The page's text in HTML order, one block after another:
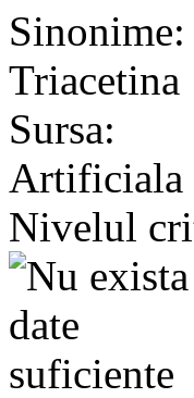
Sinonime:
Triacetina
Sursa:
Artificiala
Nivelul